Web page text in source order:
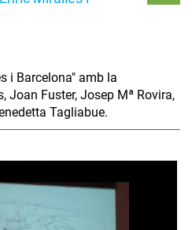
i Barcelona" amb la
Joan Fuster, Josep Mª Rovira,
Tagliabue.